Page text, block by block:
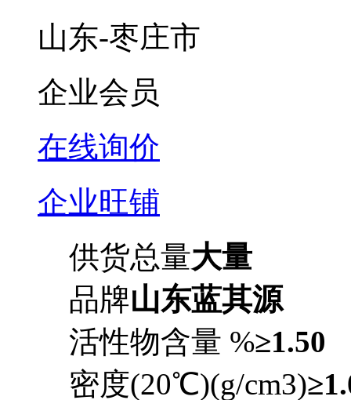
山东-枣庄市
企业会员
在线询价
企业旺铺
供货总量大量
品牌山东蓝其源
活性物含量 %≥1.50
密度(20℃)(g/cm3)